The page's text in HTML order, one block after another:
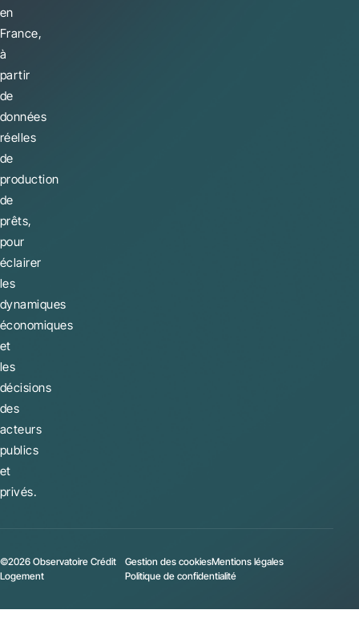
en
France,
à
partir
de
données
réelles
de
production
de
prêts,
pour
éclairer
les
dynamiques
économiques
et
les
décisions
des
acteurs
publics
et
privés.
©2026 Observatoire Crédit
Logement
Gestion des cookiesMentions légales
Politique de confidentialité